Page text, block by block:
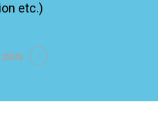
etc.)
plus